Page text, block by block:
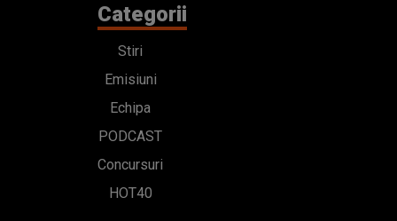
Categorii
Stiri
Emisiuni
Echipa
PODCAST
Concursuri
HOT40